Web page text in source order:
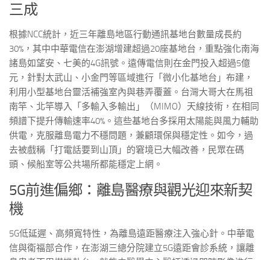
三成
根據NCC統計，近三年離島地區行動通訊基地台數量成長約
30%，其中中華電信在澎湖增建超過20座基地台，重點強化南海
諸島如望安、七美的4G訊號。遠傳電信則在金門投入超過5億
元，針對太武山、小金門等區域進行「微小化基地台」布建，
利用小型基地台靈活補強室內與巷弄覆蓋。台灣大哥大在馬祖
南竿、北竿導入「多輸入多輸出」（MIMO）天線技術，在相同
頻譜下提升傳輸速率40%。這些基地台多採用太陽能與風力輔助
供電，克服離島電力不穩問題，兼顧環保與穩定性。如今，過
去被戲稱「打電話要到山頂」的窘境已大幅改善，民眾在碼
頭、候船室等公共場所都能穩定上網。
5G前進偏鄉：離島醫療與觀光迎來新契
機
5G低延遲、高頻寬特性，為離島遠距醫療注入強心針。中華電
信與衛福部合作，在澎湖三總分院建立5G遠距會診系統，讓離